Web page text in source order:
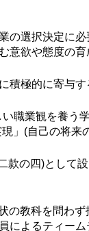
選択決定に
欲や態度の育
極的に寄与す
職業観を養う
(自己の将来
の四)として設
教科を問わ
よるティー